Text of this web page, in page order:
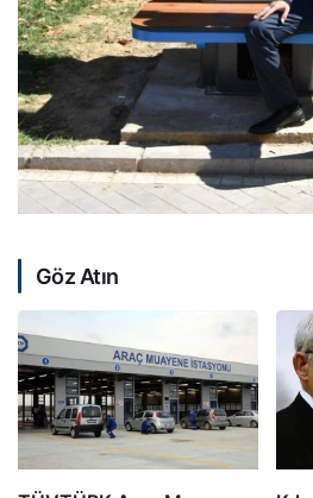
Göz Atın